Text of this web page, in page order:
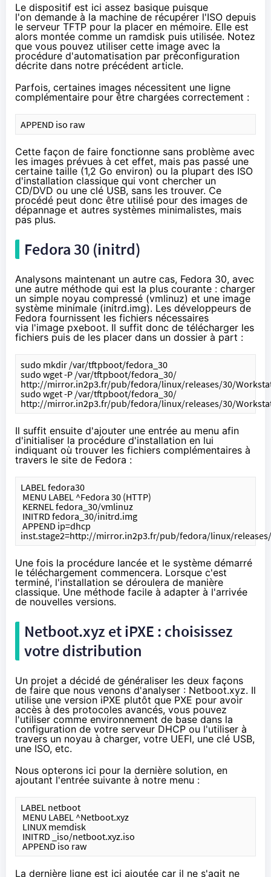
Le dispositif est ici assez basique puisque
l'on demande à la machine de récupérer l'ISO depuis
le serveur TFTP pour la placer en mémoire. Elle est
alors montée comme un ramdisk puis utilisée. Notez
que vous pouvez utiliser cette image avec la
procédure d'automatisation par préconfiguration
décrite dans notre précédent article.
Parfois, certaines images nécessitent une ligne
complémentaire pour être chargées correctement :
APPEND iso raw
Cette façon de faire fonctionne sans problème avec
les images prévues à cet effet, mais pas passé une
certaine taille (1,2 Go environ) ou la plupart des ISO
d'installation classique qui vont chercher un
CD/DVD ou une clé USB, sans les trouver. Ce
procédé peut donc être utilisé pour des images de
dépannage et autres systèmes minimalistes, mais
pas plus.
Fedora 30 (initrd)
Analysons maintenant un autre cas, Fedora 30, avec
une autre méthode qui est la plus courante : charger
un simple noyau compressé (vmlinuz) et une image
système minimale (initrd.img). Les développeurs de
Fedora fournissent les fichiers nécessaires
via l'image pxeboot. Il suffit donc de télécharger les
fichiers puis de les placer dans un dossier à part :
sudo mkdir /var/tftpboot/fedora_30
sudo wget -P /var/tftpboot/fedora_30/
http://mirror.in2p3.fr/pub/fedora/linux/releases/30/
sudo wget -P /var/tftpboot/fedora_30/
http://mirror.in2p3.fr/pub/fedora/linux/releases/30/
Il suffit ensuite d'ajouter une entrée au menu afin
d'initialiser la procédure d'installation en lui
indiquant où trouver les fichiers complémentaires à
travers le site de Fedora :
LABEL fedora30
MENU LABEL ^Fedora 30 (HTTP)
KERNEL fedora_30/vmlinuz
INITRD fedora_30/initrd.img
inst.stage2=http://mirror.in2p3.fr/pub/fedora/linux/
Une fois la procédure lancée et le système démarré
le téléchargement commencera. Lorsque c'est
terminé, l'installation se déroulera de manière
classique. Une méthode facile à adapter à l'arrivée
de nouvelles versions.
Netboot.xyz et iPXE : choisissez
votre distribution
Un projet a décidé de généraliser les deux façons
de faire que nous venons d'analyser : Netboot.xyz. Il
utilise une version iPXE plutôt que PXE pour avoir
accès à des protocoles avancés, vous pouvez
l'utiliser comme environnement de base dans la
configuration de votre serveur DHCP ou l'utiliser à
travers un noyau à charger, votre UEFI, une clé USB,
une ISO, etc.
Nous opterons ici pour la dernière solution, en
ajoutant l'entrée suivante à notre menu :
LABEL netboot
MENU LABEL ^Netboot.xyz
LINUX memdisk
INITRD _iso/netboot.xyz.iso
APPEND iso raw
La dernière ligne est ici ajoutée car il ne s'agit ne